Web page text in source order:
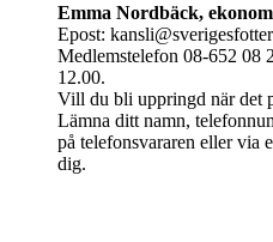
Emma Nordbäck,
Epost:
Medlemstelefon 08-652 08
12.00.
Vill du bli uppringd när det
Lämna ditt namn,
på telefonsvararen eller via
dig.